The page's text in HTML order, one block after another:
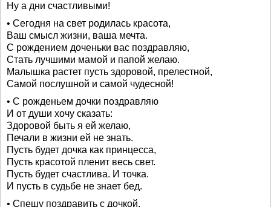
Ну а дни счастливыми!
• Сегодня на свет родилась красота,
Ваш смысл жизни, ваша мечта.
С рождением доченьки вас поздравляю,
Стать лучшими мамой и папой желаю.
Малышка растет пусть здоровой, прелестной,
Самой послушной и самой чудесной!
• С рожденьем дочки поздравляю
И от души хочу сказать:
Здоровой быть я ей желаю,
Печали в жизни ей не знать.
Пусть будет дочка как принцесса,
Пусть красотой пленит весь свет.
Пусть будет счастлива. И точка.
И пусть в судьбе не знает бед.
• Спешу поздравить с дочкой,